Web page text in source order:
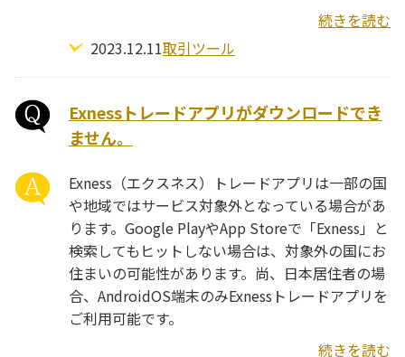
続きを読む
2023.12.11取引ツール
Exnessトレードアプリがダウンロードでき
ません。
Exness（エクスネス）トレードアプリは一部の国
や地域ではサービス対象外となっている場合があ
ります。Google PlayやApp Storeで「Exness」と
検索してもヒットしない場合は、対象外の国にお
住まいの可能性があります。尚、日本居住者の場
合、AndroidOS端末のみExnessトレードアプリを
ご利用可能です。
続きを読む